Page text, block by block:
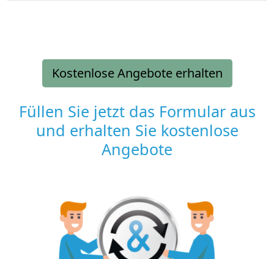
Kostenlose Angebote erhalten
Füllen Sie jetzt das Formular aus
und erhalten Sie kostenlose
Angebote